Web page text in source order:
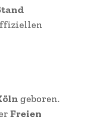
geboren.
Freien